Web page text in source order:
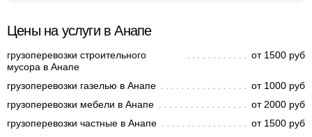
Цены на услуги в Анапе
грузоперевозки строительного
мусора в Анапе
от 1500 руб
грузоперевозки газелью в Анапе
от 1000 руб
грузоперевозки мебели в Анапе
от 2000 руб
грузоперевозки частные в Анапе
от 1500 руб